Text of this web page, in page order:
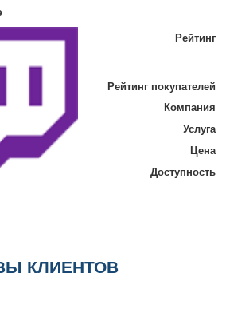
Рейтинг
Рейтинг покупателей
Компания
Услуга
Цена
Доступность
КЛИЕНТОВ